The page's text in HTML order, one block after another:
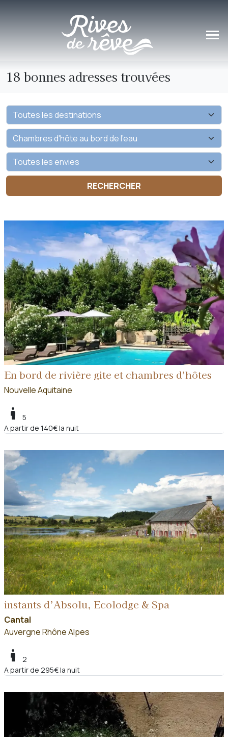
18 bonnes adresses trouvées
En bord de rivière gite et chambres d'hôtes
Nouvelle Aquitaine
boy
5
A partir de 140€ la nuit
instants d’Absolu, Ecolodge & Spa
Cantal
Auvergne Rhône Alpes
boy
2
A partir de 295€ la nuit